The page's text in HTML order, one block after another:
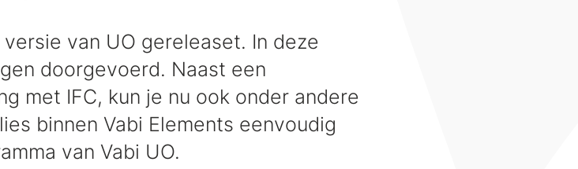
versie van UO gereleaset. In deze
doorgevoerd. Naast een
met IFC, kun je nu ook onder andere
binnen Vabi Elements eenvoudig
van Vabi UO.